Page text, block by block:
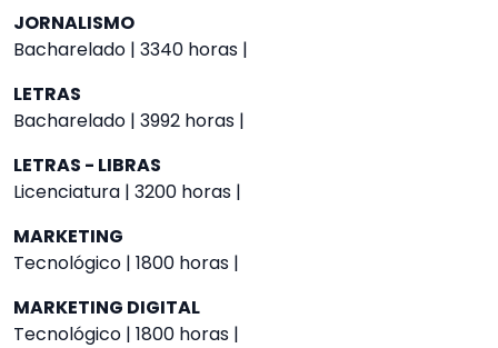
JORNALISMO
Bacharelado | 3340 horas |
LETRAS
Bacharelado | 3992 horas |
LETRAS - LIBRAS
Licenciatura | 3200 horas |
MARKETING
Tecnológico | 1800 horas |
MARKETING DIGITAL
Tecnológico | 1800 horas |